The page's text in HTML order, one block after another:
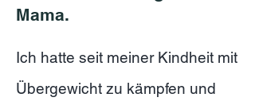
Mama.
Ich hatte seit meiner Kindheit mit
Übergewicht zu kämpfen und